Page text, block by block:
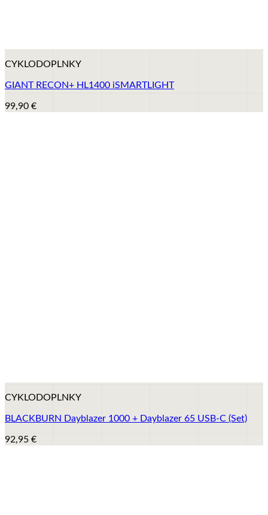
CYKLODOPLNKY
GIANT RECON+ HL1400 iSMARTLIGHT
99,90 €
CYKLODOPLNKY
BLACKBURN Dayblazer 1000 + Dayblazer 65 USB-C (Set)
92,95 €